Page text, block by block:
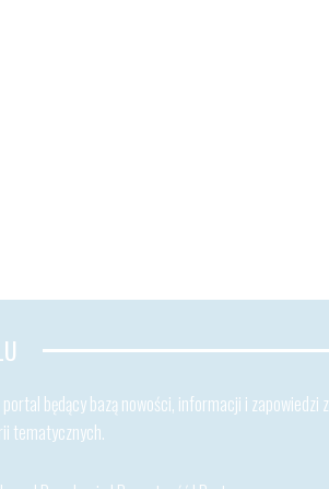
będący bazą nowości, informacji i zapowiedzi z
tematycznych.